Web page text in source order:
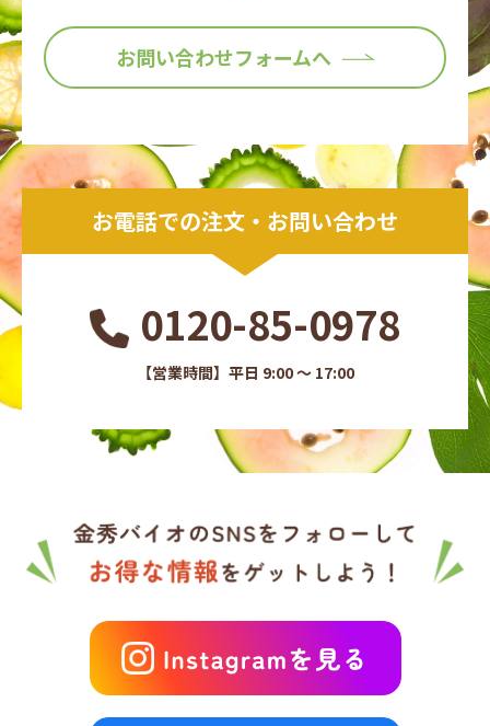
お問い合わせフォームへ
お電話での注文・お問い合わせ
0120-85-0978
【営業時間】平日 9:00 ～ 17:00